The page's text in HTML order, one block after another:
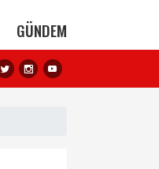
GÜNDEM